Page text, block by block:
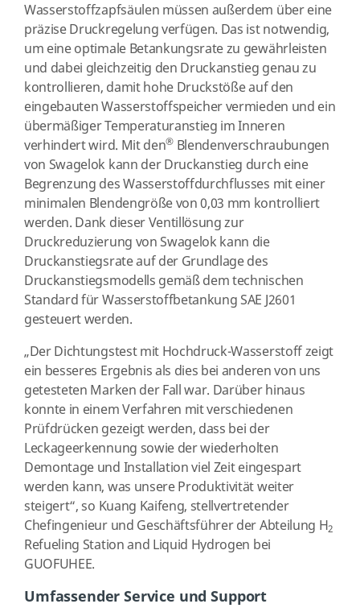
Wasserstoffzapfsäulen müssen außerdem über eine
präzise Druckregelung verfügen. Das ist notwendig,
um eine optimale Betankungsrate zu gewährleisten
und dabei gleichzeitig den Druckanstieg genau zu
kontrollieren, damit hohe Druckstöße auf den
eingebauten Wasserstoffspeicher vermieden und ein
übermäßiger Temperaturanstieg im Inneren
verhindert wird. Mit den® Blendenverschraubungen
von Swagelok kann der Druckanstieg durch eine
Begrenzung des Wasserstoffdurchflusses mit einer
minimalen Blendengröße von 0,03 mm kontrolliert
werden. Dank dieser Ventillösung zur
Druckreduzierung von Swagelok kann die
Druckanstiegsrate auf der Grundlage des
Druckanstiegsmodells gemäß dem technischen
Standard für Wasserstoffbetankung SAE J2601
gesteuert werden.
„Der Dichtungstest mit Hochdruck-Wasserstoff zeigt
ein besseres Ergebnis als dies bei anderen von uns
getesteten Marken der Fall war. Darüber hinaus
konnte in einem Verfahren mit verschiedenen
Prüfdrücken gezeigt werden, dass bei der
Leckageerkennung sowie der wiederholten
Demontage und Installation viel Zeit eingespart
werden kann, was unsere Produktivität weiter
steigert“, so Kuang Kaifeng, stellvertretender
Chefingenieur und Geschäftsführer der Abteilung H2
Refueling Station and Liquid Hydrogen bei
GUOFUHEE.
Umfassender Service und Support